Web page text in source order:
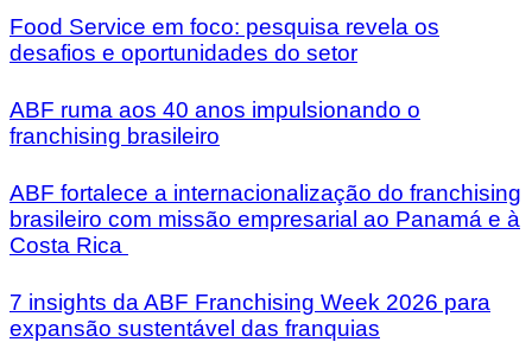
Food Service em foco: pesquisa revela os
desafios e oportunidades do setor
ABF ruma aos 40 anos impulsionando o
franchising brasileiro
ABF fortalece a internacionalização do franchising
brasileiro com missão empresarial ao Panamá e à
Costa Rica
7 insights da ABF Franchising Week 2026 para
expansão sustentável das franquias